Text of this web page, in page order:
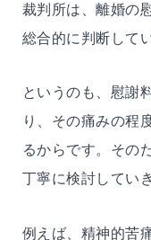
裁判所は、離婚の
総合的に判断して
というのも、慰謝
り、その痛みの程
るからです。その
丁寧に検討してい
例えば、精神的苦